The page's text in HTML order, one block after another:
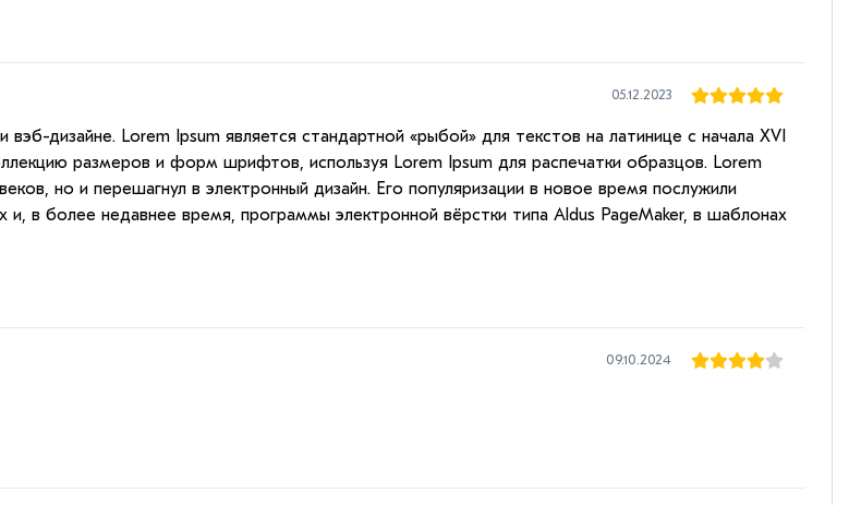
05.12.2023
дизайне. Lorem Ipsum является стандартной «рыбой» для текстов на латинице с начала XVI
размеров и форм шрифтов, используя Lorem Ipsum для распечатки образцов. Lorem
но и перешагнул в электронный дизайн. Его популяризации в новое время послужили
в более недавнее время, программы электронной вёрстки типа Aldus PageMaker, в шаблонах
09.10.2024